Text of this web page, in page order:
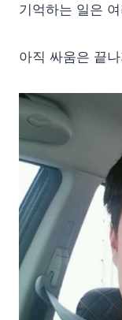
기억하는 일은
아직 싸움은 끝